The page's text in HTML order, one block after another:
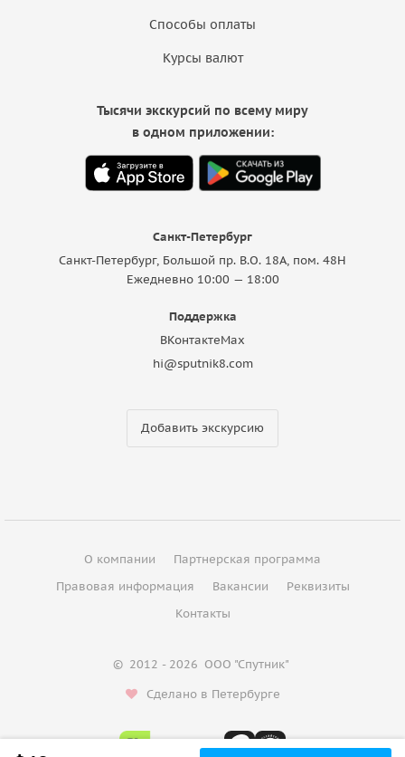
Способы оплаты
Курсы валют
Санкт-Петербург
Санкт-Петербург, Большой пр. В.О. 18A, пом. 48Н
Ежедневно 10:00 — 18:00
Поддержка
ВКонтактеMax
hi@sputnik8.com
Добавить экскурсию
Тысячи экскурсий по всему миру
в одном приложении:
О компании
Партнерская программа
Правовая информация
Вакансии
Реквизиты
Контакты
© 2012 - 2026 ООО "Спутник"
Сделано в Петербурге